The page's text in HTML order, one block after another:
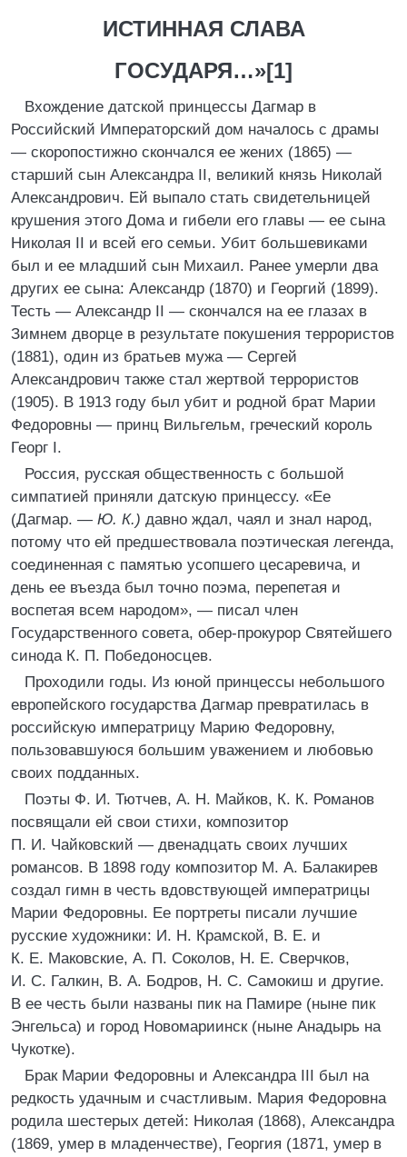
ИСТИННАЯ СЛАВА
ГОСУДАРЯ…»[1]
Вхождение датской принцессы Дагмар в
Российский Императорский дом началось с драмы
— скоропостижно скончался ее жених (1865) —
старший сын Александра II, великий князь Николай
Александрович. Ей выпало стать свидетельницей
крушения этого Дома и гибели его главы — ее сына
Николая II и всей его семьи. Убит большевиками
был и ее младший сын Михаил. Ранее умерли два
других ее сына: Александр (1870) и Георгий (1899).
Тесть — Александр II — скончался на ее глазах в
Зимнем дворце в результате покушения террористов
(1881), один из братьев мужа — Сергей
Александрович также стал жертвой террористов
(1905). В 1913 году был убит и родной брат Марии
Федоровны — принц Вильгельм, греческий король
Георг I.
Россия, русская общественность с большой
симпатией приняли датскую принцессу. «Ее
(Дагмар. — Ю. К.) давно ждал, чаял и знал народ,
потому что ей предшествовала поэтическая легенда,
соединенная с памятью усопшего цесаревича, и
день ее въезда был точно поэма, перепетая и
воспетая всем народом», — писал член
Государственного совета, обер-прокурор Святейшего
синода К. П. Победоносцев.
Проходили годы. Из юной принцессы небольшого
европейского государства Дагмар превратилась в
российскую императрицу Марию Федоровну,
пользовавшуюся большим уважением и любовью
своих подданных.
Поэты Ф. И. Тютчев, А. Н. Майков, К. К. Романов
посвящали ей свои стихи, композитор
П. И. Чайковский — двенадцать своих лучших
романсов. В 1898 году композитор М. А. Балакирев
создал гимн в честь вдовствующей императрицы
Марии Федоровны. Ее портреты писали лучшие
русские художники: И. Н. Крамской, В. Е. и
К. Е. Маковские, А. П. Соколов, Н. Е. Сверчков,
И. С. Галкин, В. А. Бодров, Н. С. Самокиш и другие.
В ее честь были названы пик на Памире (ныне пик
Энгельса) и город Новомариинск (ныне Анадырь на
Чукотке).
Брак Марии Федоровны и Александра III был на
редкость удачным и счастливым. Мария Федоровна
родила шестерых детей: Николая (1868), Александра
(1869, умер в младенчестве), Георгия (1871, умер в